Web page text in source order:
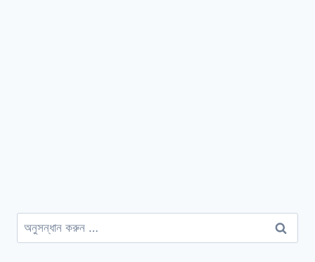
অনুসন্ধানঃ